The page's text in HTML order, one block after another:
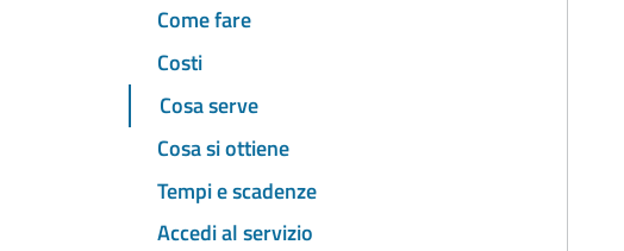
Come fare
Costi
Cosa serve
Cosa si ottiene
Tempi e scadenze
Accedi al servizio